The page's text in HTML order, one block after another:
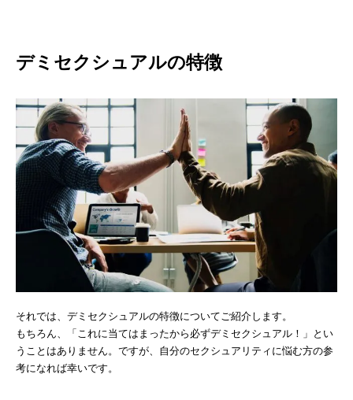
デミセクシュアルの特徴
それでは、デミセクシュアルの特徴についてご紹介します。
もちろん、「これに当てはまったから必ずデミセクシュアル！」とい
うことはありません。ですが、自分のセクシュアリティに悩む方の参
考になれば幸いです。